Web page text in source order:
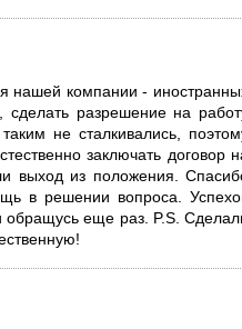
нашей компании -
сделать разрешение на
не сталкивались,
заключать договор
выход из положения.
в решении вопроса.
еще раз. P.S.